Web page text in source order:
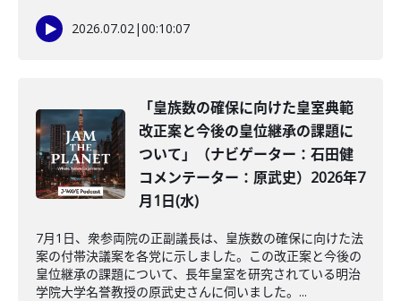
2026.07.02|00:10:07
「皇族数の確保に向けた皇室典範
改正案と今後の皇位継承の課題に
ついて」（ナビゲーター：石田健
コメンテーター：原武史）2026年7
月1日(水)
7月1日、衆参両院の正副議長は、皇族数の確保に向けた法
案の付帯決議案を各党に示しました。この改正案と今後の
皇位継承の課題について、長年皇室を研究されている明治
学院大学名誉教授の原武史さんに伺いました。...